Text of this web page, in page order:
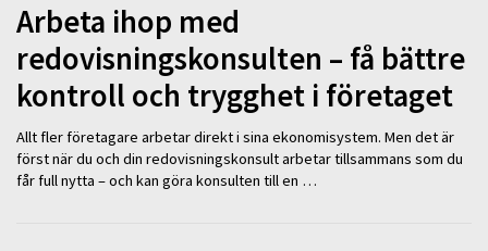
Arbeta ihop med
redovisningskonsulten – få bättre
kontroll och trygghet i företaget
Allt fler företagare arbetar direkt i sina ekonomisystem. Men det är
först när du och din redovisningskonsult arbetar tillsammans som du
får full nytta – och kan göra konsulten till en …